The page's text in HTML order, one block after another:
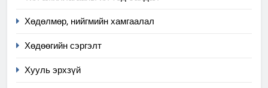
Хөдөлмөр, нийгмийн хамгаалал
Хөдөөгийн сэргэлт
Хууль эрхзүй
7